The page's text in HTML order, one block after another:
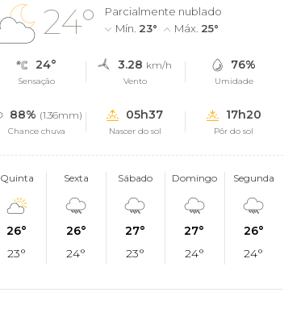
24°
Parcialmente nublado
Mín. 23° Máx. 25°
24°
Sensação
3.28 km/h
Vento
76%
Umidade
88% (1.36mm)
Chance chuva
05h37
Nascer do sol
17h20
Pôr do sol
Quinta
26°
23°
Sexta
26°
24°
Sábado
27°
23°
Domingo
27°
24°
Segunda
26°
24°